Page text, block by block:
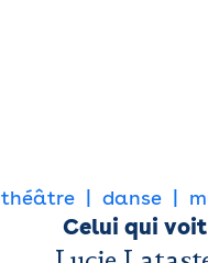
théâtre danse
Celui qui voit